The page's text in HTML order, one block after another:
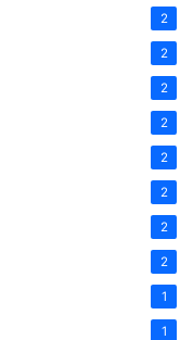
2
2
2
2
2
2
2
2
1
1